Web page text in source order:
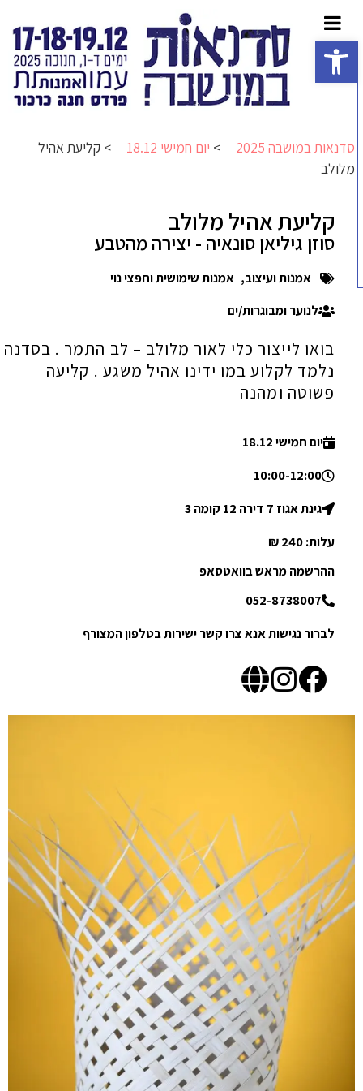
פתח סרגל נגישות
סדנאות במושבה 2025 >יום חמישי 18.12 >קליעת אהיל
מלולב
קליעת אהיל מלולב
סוזן גיליאן סונאיה - יצירה מהטבע
אמנות ועיצוב, אמנות שימושית וחפצי נוי
לנוער ומבוגרות/ים
בואו לייצור כלי לאור מלולב – לב התמר . בסדנה
נלמד לקלוע במו ידינו אהיל משגע . קליעה
פשוטה ומהנה
יום חמישי 18.12
10:00-12:00
גינת אגוז 7 דירה 12 קומה 3
עלות: 240 ₪
ההרשמה מראש בוואטסאפ
052-8738007
לברור נגישות אנא צרו קשר ישירות בטלפון המצורף